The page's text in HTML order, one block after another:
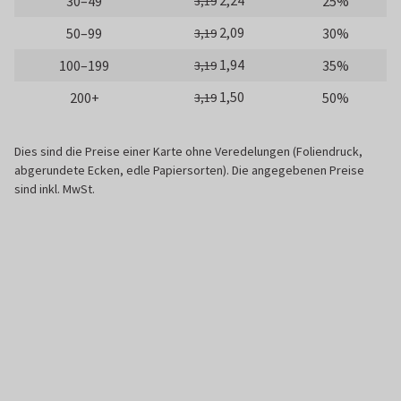
50–99
3,19 2,09
30%
100–199
3,19 1,94
35%
200+
3,19 1,50 50%
Dies sind die Preise einer Karte ohne Veredelungen (Foliendruck,
abgerundete Ecken, edle Papiersorten). Die angegebenen Preise
sind inkl. MwSt.